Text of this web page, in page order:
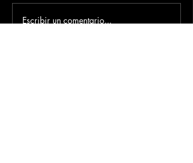
Escribir un comentario...